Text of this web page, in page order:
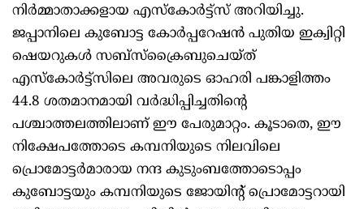
നിർമ്മാതാക്കളായ എസ്കോർട്ട്സ് അറിയിച്ചു.
ജപ്പാനിലെ കുബോട്ട കോർപ്പറേഷൻ പുതിയ ഇക്വിറ്റി
ഷെയറുകൾ സബ്‌സ്‌ക്രൈബുചെയ്‌ത്
എസ്കോർട്ട്‌സിലെ അവരുടെ ഓഹരി പങ്കാളിത്തം
44.8 ശതമാനമായി വർദ്ധിപ്പിച്ചതിന്റെ
പശ്ചാത്തലത്തിലാണ് ഈ പേരുമാറ്റം. കൂടാതെ, ഈ
നിക്ഷേപത്തോടെ കമ്പനിയുടെ നിലവിലെ
പ്രൊമോട്ടർമാരായ നന്ദ കുടുംബത്തോടൊപ്പം
കുബോട്ടയും കമ്പനിയുടെ ജോയിന്റ് പ്രൊമോട്ടറായി